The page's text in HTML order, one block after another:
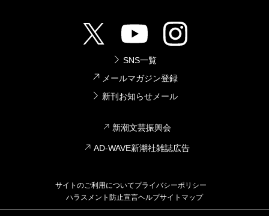
SNS一覧
メールマガジン登録
新刊お知らせメール
新潮文芸振興会
AD-WAVE新潮社雑誌広告
サイトのご利用についてプライバシーポリシー
ハラスメント防止宣言ヘルプサイトマップ